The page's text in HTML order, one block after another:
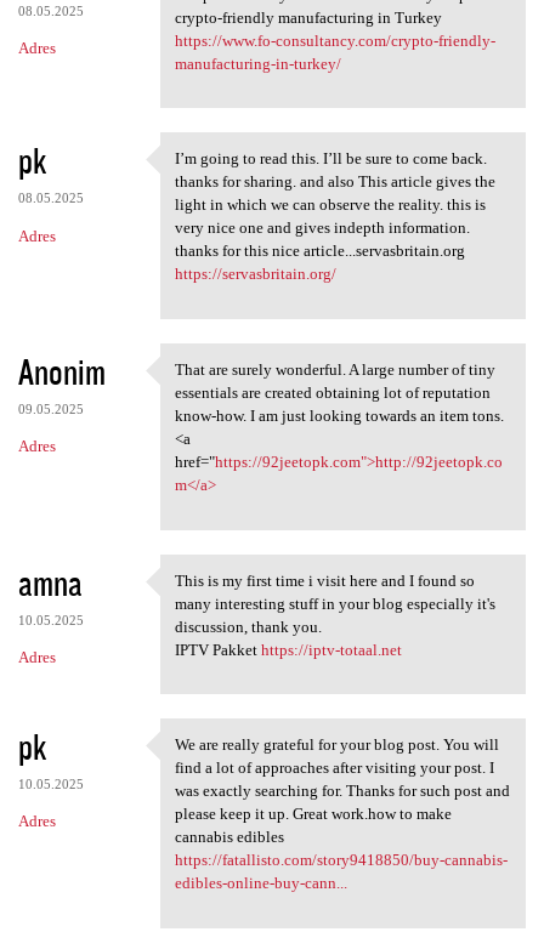
08.05.2025
Adres
crypto-friendly manufacturing in Turkey
https://www.fo-consultancy.com/crypto-friendly-
manufacturing-in-turkey/
pk
08.05.2025
Adres
I’m going to read this. I’ll
I’m going to read this. I’ll be sure to come back.
thanks for sharing. and also This article gives the
light in which we can observe the reality. this is
very nice one and gives indepth information.
thanks for this nice article...servasbritain.org
https://servasbritain.org/
Anonim
09.05.2025
Adres
That are surely wonderful. A
That are surely wonderful. A large number of tiny
essentials are created obtaining lot of reputation
know-how. I am just looking towards an item tons.
<a
href="https://92jeetopk.com">http://92jeetopk.co
m</a>
amna
10.05.2025
Adres
This is my first time i visit
This is my first time i visit here and I found so
many interesting stuff in your blog especially it's
discussion, thank you.
IPTV Pakket https://iptv-totaal.net
pk
10.05.2025
Adres
We are really grateful for
We are really grateful for your blog post. You will
find a lot of approaches after visiting your post. I
was exactly searching for. Thanks for such post and
please keep it up. Great work.how to make
cannabis edibles
https://fatallisto.com/story9418850/buy-cannabis-
edibles-online-buy-cann...